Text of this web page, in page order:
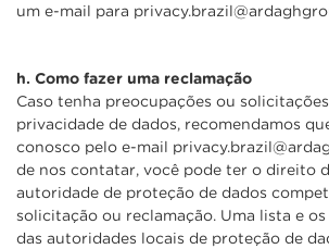
um e-mail para
h. Como fazer uma reclamação
Caso tenha preocupações ou
privacidade de dados, recomendamos
conosco pelo e-mail
de nos contatar, você pode ter o direito
autoridade de proteção de dados
solicitação ou reclamação. Uma lista e
das autoridades locais de proteção de